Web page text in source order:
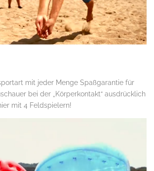
mit jeder Menge Spaßgarantie für
bei der „Körperkontakt“ ausdrücklich
mit 4 Feldspielern!